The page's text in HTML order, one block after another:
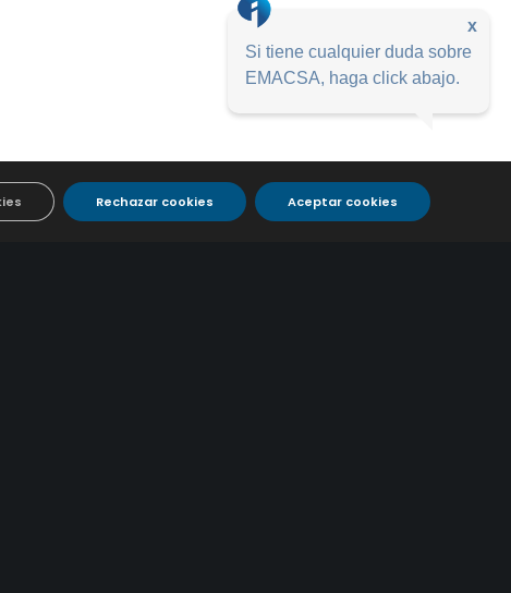
Aceptar cookies
Rechazar cookies
x
Si tiene cualquier duda sobre
EMACSA, haga click abajo.